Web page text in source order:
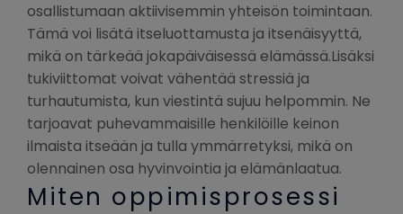
osallistumaan aktiivisemmin yhteisön toimintaan.
Tämä voi lisätä itseluottamusta ja itsenäisyyttä,
mikä on tärkeää jokapäiväisessä elämässä.Lisäksi
tukiviittomat voivat vähentää stressiä ja
turhautumista, kun viestintä sujuu helpommin. Ne
tarjoavat puhevammaisille henkilöille keinon
ilmaista itseään ja tulla ymmärretyksi, mikä on
olennainen osa hyvinvointia ja elämänlaatua.
Miten oppimisprosessi